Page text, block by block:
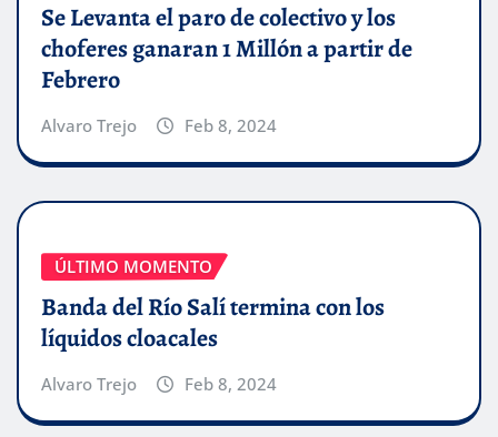
Se Levanta el paro de colectivo y los
choferes ganaran 1 Millón a partir de
Febrero
Alvaro Trejo Feb 8, 2024
ÚLTIMO MOMENTO
Banda del Río Salí termina con los
líquidos cloacales
Alvaro Trejo Feb 8, 2024